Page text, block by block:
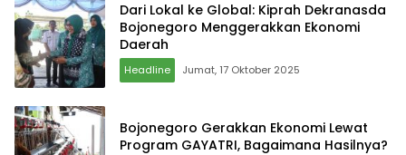
Dari Lokal ke Global: Kiprah Dekranasda
Bojonegoro Menggerakkan Ekonomi
Daerah
Headline Jumat, 17 Oktober 2025
Bojonegoro Gerakkan Ekonomi Lewat
Program GAYATRI, Bagaimana Hasilnya?